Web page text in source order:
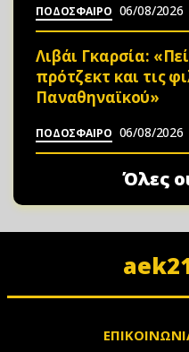
ΠΟΔΟΣΦΑΙΡΟ 06/08/2026
Λιβάι Γκαρσία:
πρότζεκτ και τις
Παναθηναϊκού»
ΠΟΔΟΣΦΑΙΡΟ 06/08/2026
Όλες